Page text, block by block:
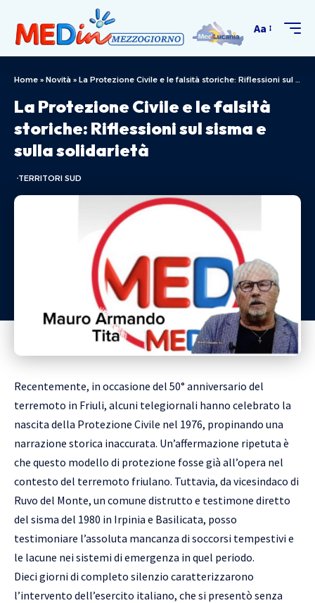
Aa
Home » Novità » La Protezione Civile e le falsità storiche: Riflessioni sul sisma e sulla solidarietà
La Protezione Civile e le falsità
storiche: Riflessioni sul sisma e
sulla solidarietà
TERRITORI SUD
Recentemente, in occasione del 50° anniversario del
terremoto in Friuli, alcuni telegiornali hanno celebrato la
nascita della Protezione Civile nel 1976, propinando una
narrazione storica inaccurata. Un’affermazione ripetuta è
che questo modello di protezione fosse già all’opera nel
contesto del terremoto friulano. Tuttavia, da vicesindaco di
Ruvo del Monte, un comune distrutto e testimone diretto
del sisma del 1980 in Irpinia e Basilicata, posso
testimoniare l’assoluta mancanza di soccorsi tempestivi e
le lacune nei sistemi di emergenza in quel periodo.
Dieci giorni di completo silenzio caratterizzarono
l’intervento dell’esercito italiano, che si presentò senza